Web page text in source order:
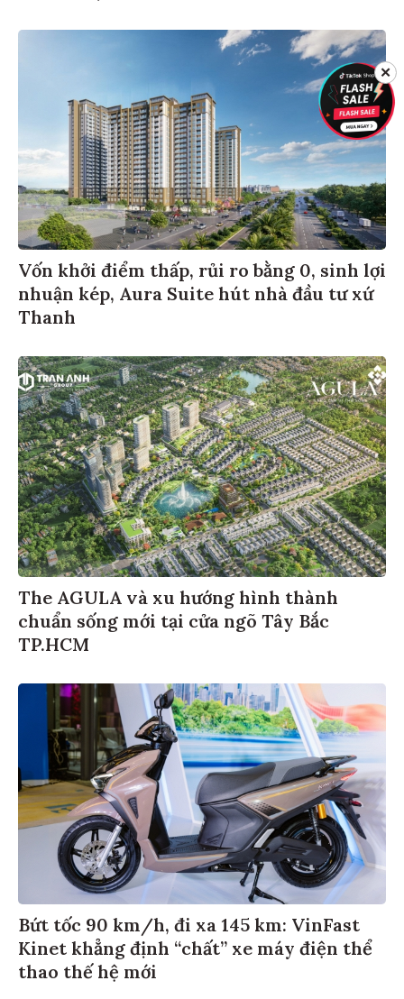
Vốn khởi điểm thấp, rủi ro bằng 0, sinh lợi
nhuận kép, Aura Suite hút nhà đầu tư xứ
Thanh
The AGULA và xu hướng hình thành
chuẩn sống mới tại cửa ngõ Tây Bắc
TP.HCM
Bứt tốc 90 km/h, đi xa 145 km: VinFast
Kinet khẳng định “chất” xe máy điện thể
thao thế hệ mới
✕